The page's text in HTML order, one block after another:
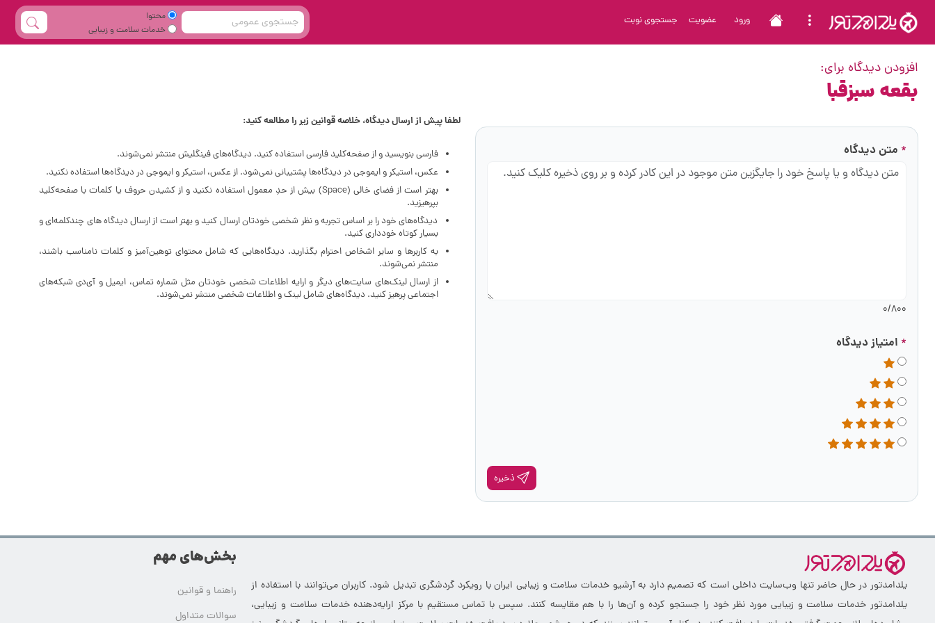
ورود عضویت جستجوی نوبت
محتوا
خدمات سلامت و زیبایی
افزودن دیدگاه برای:
بقعه سبزقبا
* متن دیدگاه
0/800
* امتیاز دیدگاه
ذخیره
لطفا پیش از ارسال دیدگاه، خلاصه قوانین زیر را مطالعه کنید:
فارسی بنویسید و از صفحه‌کلید فارسی استفاده کنید. دیدگاه‌های فینگلیش منتشر نمی‌شوند.
عکس، استیکر و ایموجی در دیدگاه‌ها پشتیبانی نمی‌شود. از عکس، استیکر و ایموجی در دیدگاه‌ها استفاده نکنید.
بهتر است از فضای خالی (Space) بیش‌ از‌ حدِ معمول استفاده نکنید و از کشیدن حروف یا کلمات با صفحه‌کلید
بپرهیزید.
دیدگاه‌های خود را بر اساس تجربه و نظر شخصی خودتان ارسال کنید و بهتر است از ارسال دیدگاه های چندکلمه‌‌ای و
بسیار کوتاه خودداری کنید.
به کاربرها و سایر اشخاص احترام بگذارید. دیدگاه‌هایی که شامل محتوای توهین‌آمیز و کلمات نامناسب باشند،
منتشر نمی‌شوند.
از ارسال لینک‌های سایت‌های دیگر و ارایه اطلاعات شخصی خودتان مثل شماره تماس، ایمیل و آی‌دی شبکه‌های
اجتماعی پرهیز کنید. دیدگاه‌های شامل لینک و اطلاعات شخصی منتشر نمی‌شوند.
یلدامدتور در حال حاضر تنها وب‌سایت داخلی است که تصمیم دارد به آرشیو خدمات سلامت و زیبایی ایران با رویکرد گردشگری تبدیل شود. کاربران می‌توانند با استفاده از
یلدامدتور خدمات سلامت و زیبایی مورد نظر خود را جستجو کرده و آن‌ها را با هم مقایسه کنند. سپس با تماس مستقیم با مرکز ارایه‌دهنده خدمات سلامت و زیبایی،
بخش‌های مهم
راهنما و قوانین
سوالات متداول